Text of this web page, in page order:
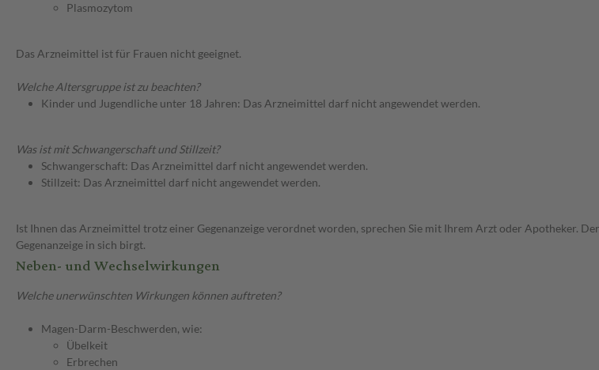
Plasmozytom
Das Arzneimittel ist für Frauen nicht geeignet.
Welche Altersgruppe ist zu beachten?
Kinder und Jugendliche unter 18 Jahren: Das Arzneimittel darf nicht angewendet werden.
Was ist mit Schwangerschaft und Stillzeit?
Schwangerschaft: Das Arzneimittel darf nicht angewendet werden.
Stillzeit: Das Arzneimittel darf nicht angewendet werden.
Ist Ihnen das Arzneimittel trotz einer Gegenanzeige verordnet worden, sprechen Sie mit Ihrem Arzt oder Apotheker.
Gegenanzeige in sich birgt.
Neben- und Wechselwirkungen
Welche unerwünschten Wirkungen können auftreten?
Magen-Darm-Beschwerden, wie:
Übelkeit
Erbrechen